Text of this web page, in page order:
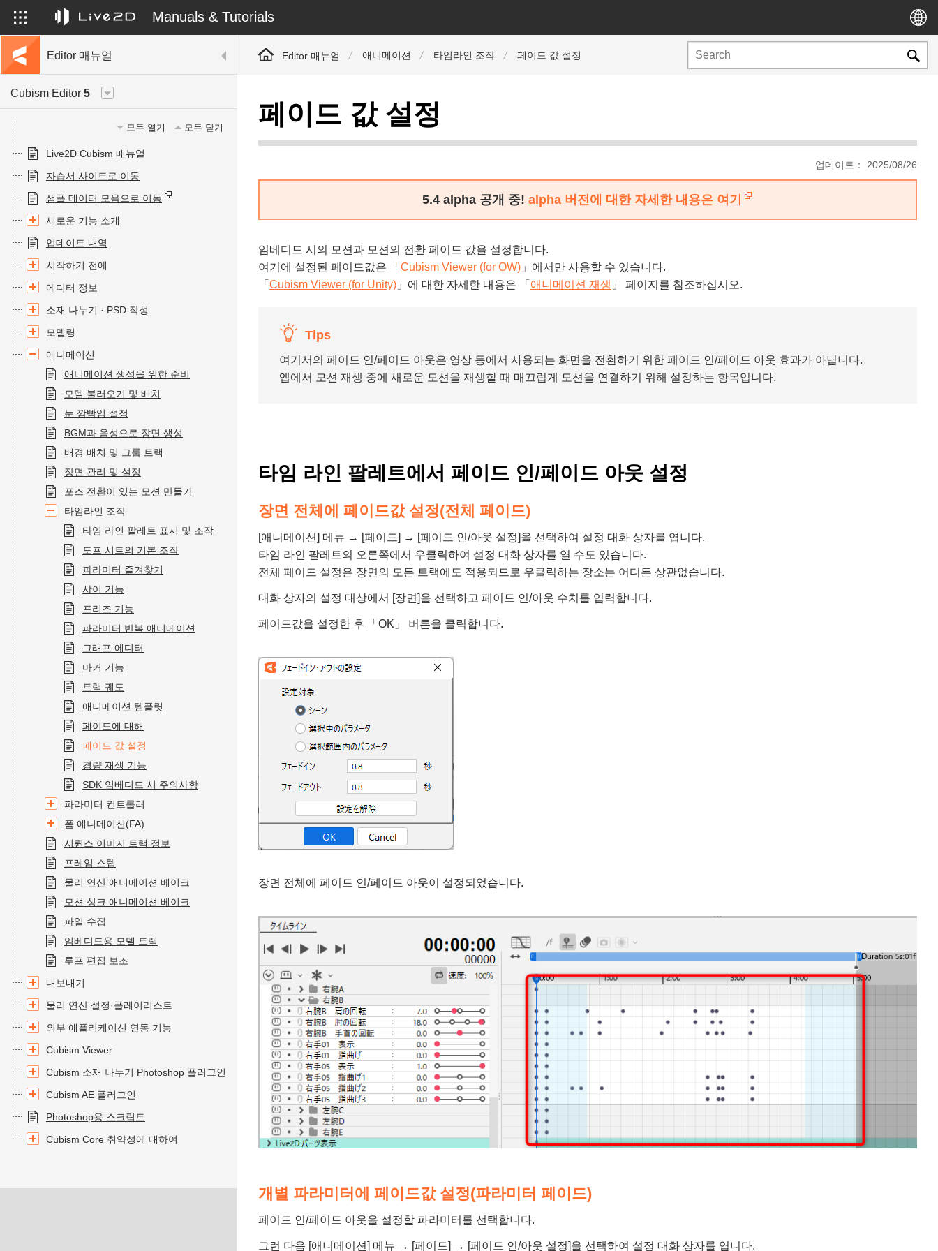
Manuals & Tutorials
Editor 매뉴얼
Cubism Editor 5
모두 열기 모두 닫기
Live2D Cubism 매뉴얼
자습서 사이트로 이동
샘플 데이터 모음으로 이동
새로운 기능 소개
업데이트 내역
시작하기 전에
에디터 정보
소재 나누기 · PSD 작성
모델링
애니메이션
애니메이션 생성을 위한 준비
모델 불러오기 및 배치
눈 깜빡임 설정
BGM과 음성으로 장면 생성
배경 배치 및 그룹 트랙
장면 관리 및 설정
포즈 전환이 있는 모션 만들기
타임라인 조작
타임 라인 팔레트 표시 및 조작
도프 시트의 기본 조작
파라미터 즐겨찾기
샤이 기능
프리즈 기능
파라미터 반복 애니메이션
그래프 에디터
마커 기능
트랙 궤도
애니메이션 템플릿
페이드에 대해
페이드 값 설정
경량 재생 기능
SDK 임베디드 시 주의사항
파라미터 컨트롤러
폼 애니메이션(FA)
시퀀스 이미지 트랙 정보
프레임 스텝
물리 연산 애니메이션 베이크
모션 싱크 애니메이션 베이크
파일 수집
임베디드용 모델 트랙
루프 편집 보조
내보내기
물리 연산 설정·플레이리스트
외부 애플리케이션 연동 기능
Cubism Viewer
Cubism 소재 나누기 Photoshop 플러그인
Cubism AE 플러그인
Photoshop용 스크립트
Cubism Core 취약성에 대하여
Editor 매뉴얼 애니메이션 타임라인 조작 페이드 값 설정
페이드 값 설정
업데이트： 2025/08/26
5.4 alpha 공개 중! alpha 버전에 대한 자세한 내용은 여기
임베디드 시의 모션과 모션의 전환 페이드 값을 설정합니다.
여기에 설정된 페이드값은 「 Cubism Viewer (for OW) 」에서만 사용할 수 있습니다.
「 Cubism Viewer (for Unity) 」에 대한 자세한 내용은 「 애니메이션 재생 」 페이지를 참조하십시오.
Tips
여기서의 페이드 인/페이드 아웃은 영상 등에서 사용되는 화면을 전환하기 위한 페이드 인/페이드 아웃 효과가 아닙니다.
앱에서 모션 재생 중에 새로운 모션을 재생할 때 매끄럽게 모션을 연결하기 위해 설정하는 항목입니다.
타임 라인 팔레트에서 페이드 인/페이드 아웃 설정
장면 전체에 페이드값 설정(전체 페이드)
[애니메이션] 메뉴 → [페이드] → [페이드 인/아웃 설정]을 선택하여 설정 대화 상자를 엽니다.
타임 라인 팔레트의 오른쪽에서 우클릭하여 설정 대화 상자를 열 수도 있습니다.
전체 페이드 설정은 장면의 모든 트랙에도 적용되므로 우클릭하는 장소는 어디든 상관없습니다.
대화 상자의 설정 대상에서 [장면]을 선택하고 페이드 인/아웃 수치를 입력합니다.
페이드값을 설정한 후 「OK」 버튼을 클릭합니다.
장면 전체에 페이드 인/페이드 아웃이 설정되었습니다.
개별 파라미터에 페이드값 설정(파라미터 페이드)
페이드 인/페이드 아웃을 설정할 파라미터를 선택합니다.
그런 다음 [애니메이션] 메뉴 → [페이드] → [페이드 인/아웃 설정]을 선택하여 설정 대화 상자를 엽니다.